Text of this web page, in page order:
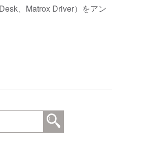
、Matrox Driver）をアン